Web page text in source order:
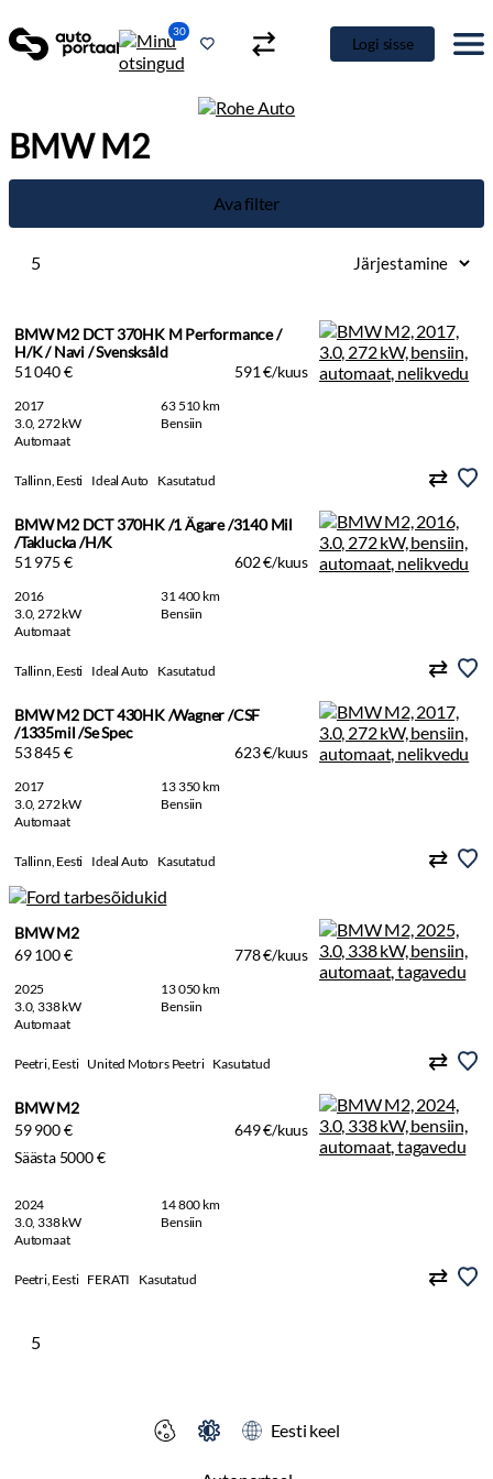
30
Logi sisse
BMW M2
Ava filter
5
BMW M2 DCT 370HK M Performance /
H/K / Navi / Svensksåld
51 040 €
591 €/kuus
2017
63 510 km
3.0, 272 kW
Bensiin
Automaat
Tallinn, Eesti Ideal Auto Kasutatud
BMW M2 DCT 370HK /1 Ägare /3140 Mil
/Taklucka /H/K
51 975 €
602 €/kuus
2016
31 400 km
3.0, 272 kW
Bensiin
Automaat
Tallinn, Eesti Ideal Auto Kasutatud
BMW M2 DCT 430HK /Wagner /CSF
/1335mil /Se Spec
53 845 €
623 €/kuus
2017
13 350 km
3.0, 272 kW
Bensiin
Automaat
Tallinn, Eesti Ideal Auto Kasutatud
BMW M2
69 100 €
778 €/kuus
2025
13 050 km
3.0, 338 kW
Bensiin
Automaat
Peetri, Eesti United Motors Peetri Kasutatud
BMW M2
59 900 €
649 €/kuus
Säästa 5000 €
2024
14 800 km
3.0, 338 kW
Bensiin
Automaat
Peetri, Eesti FERATI Kasutatud
5
Eesti keel